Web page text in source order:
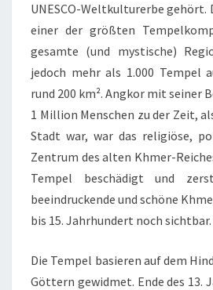
UNESCO-Weltkulturerbe
einer der größten
gesamte (und mystische)
jedoch mehr als 1.000 Tempel
rund 200 km². Angkor mit seiner
1 Million Menschen zu der Zeit,
Stadt war, war das religiöse,
Zentrum des alten Khmer-
Tempel beschädigt und
beeindruckende und schöne
bis 15. Jahrhundert noch sichtbar.
Die Tempel basieren auf dem
Göttern gewidmet. Ende des 13.